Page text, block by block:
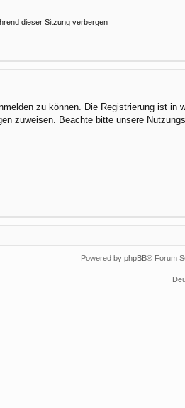
dieser Sitzung verbergen
zu können. Die Registrierung ist
zuweisen. Beachte bitte unsere
Powered by phpBB® Forum